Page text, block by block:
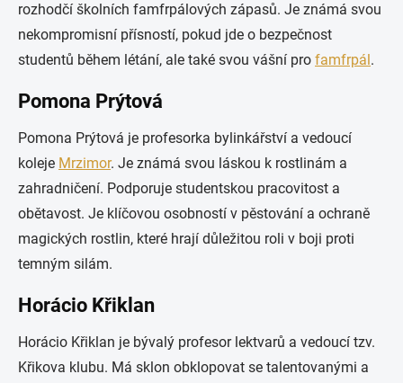
rozhodčí školních famfrpálových zápasů. Je známá svou
nekompromisní přísností, pokud jde o bezpečnost
studentů během létání, ale také svou vášní pro famfrpál.
Pomona Prýtová
Pomona Prýtová je profesorka bylinkářství a vedoucí
koleje Mrzimor. Je známá svou láskou k rostlinám a
zahradničení. Podporuje studentskou pracovitost a
obětavost. Je klíčovou osobností v pěstování a ochraně
magických rostlin, které hrají důležitou roli v boji proti
temným silám.
Horácio Křiklan
Horácio Křiklan je bývalý profesor lektvarů a vedoucí tzv.
Křikova klubu. Má sklon obklopovat se talentovanými a